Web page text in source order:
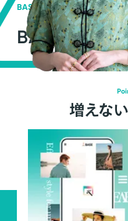
BASEの強み
BASEが強い
増えな